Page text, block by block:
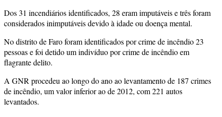
Dos 31 incendiários identificados, 28 eram imputáveis e três foram
considerados inimputáveis devido à idade ou doença mental.
No distrito de Faro foram identificados por crime de incêndio 23
pessoas e foi detido um indivíduo por crime de incêndio em
flagrante delito.
A GNR procedeu ao longo do ano ao levantamento de 187 crimes
de incêndio, um valor inferior ao de 2012, com 221 autos
levantados.